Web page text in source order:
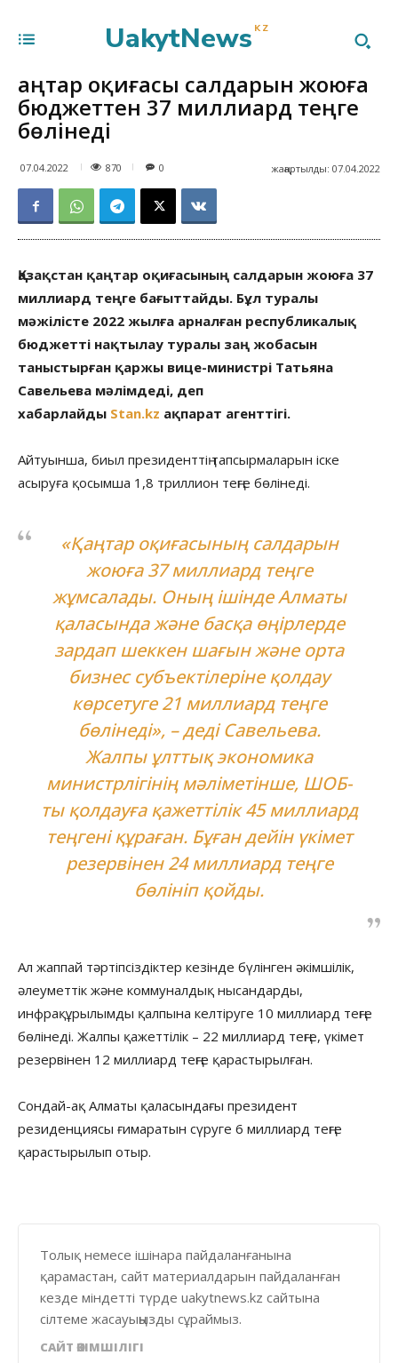
UakytNews KZ
Қаңтар оқиғасы салдарын жоюға
бюджеттен 37 миллиард теңге
бөлінеді
07.04.2022 870 жаңартылды: 07.04.2022
0
Қазақстан қаңтар оқиғасының салдарын жоюға 37
миллиард теңге бағыттайды. Бұл туралы
мәжілісте 2022 жылға арналған республикалық
бюджетті нақтылау туралы заң жобасын
таныстырған қаржы вице-министрі Татьяна
Савельева мәлімдеді, деп
хабарлайды Stan.kz ақпарат агенттігі.
Айтуынша, биыл президенттің тапсырмаларын іске
асыруға қосымша 1,8 триллион теңге бөлінеді.
«Қаңтар оқиғасының салдарын
жоюға 37 миллиард теңге
жұмсалады. Оның ішінде Алматы
қаласында және басқа өңірлерде
зардап шеккен шағын және орта
бизнес субъектілеріне қолдау
көрсетуге 21 миллиард теңге
бөлінеді», – деді Савельева.
Жалпы ұлттық экономика
министрлігінің мәліметінше, ШОБ-
ты қолдауға қажеттілік 45 миллиард
теңгені құраған. Бұған дейін үкімет
резервінен 24 миллиард теңге
бөлініп қойды.
Ал жаппай тәртіпсіздіктер кезінде бүлінген әкімшілік,
әлеуметтік және коммуналдық нысандарды,
инфрақұрылымды қалпына келтіруге 10 миллиард теңге
бөлінеді. Жалпы қажеттілік – 22 миллиард теңге, үкімет
резервінен 12 миллиард теңге қарастырылған.
Сондай-ақ Алматы қаласындағы президент
резиденциясы ғимаратын сүруге 6 миллиард теңге
қарастырылып отыр.
Толық немесе ішінара пайдаланғанына
қарамастан, сайт материалдарын пайдаланған
кезде міндетті түрде uakytnews.kz сайтына
сілтеме жасауыңызды сұраймыз.
САЙТ ӘКІМШІЛІГІ